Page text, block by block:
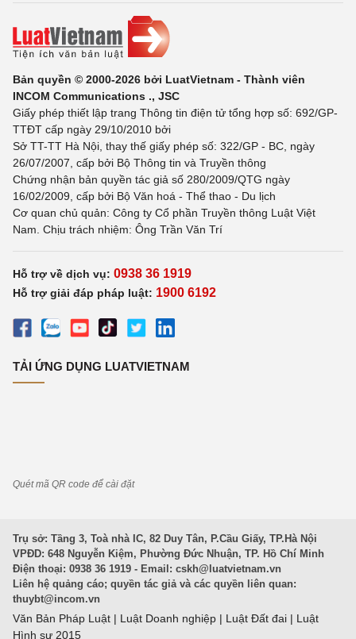
Bản quyền © 2000-2026 bởi LuatVietnam - Thành viên
INCOM Communications ., JSC
Giấy phép thiết lập trang Thông tin điện tử tổng hợp số: 692/GP-
TTĐT cấp ngày 29/10/2010 bởi
Sở TT-TT Hà Nội, thay thế giấy phép số: 322/GP - BC, ngày
26/07/2007, cấp bởi Bộ Thông tin và Truyền thông
Chứng nhận bản quyền tác giả số 280/2009/QTG ngày
16/02/2009, cấp bởi Bộ Văn hoá - Thể thao - Du lịch
Cơ quan chủ quản: Công ty Cổ phần Truyền thông Luật Việt
Nam. Chịu trách nhiệm: Ông Trần Văn Trí
Hỗ trợ về dịch vụ: 0938 36 1919
Hỗ trợ giải đáp pháp luật: 1900 6192
TẢI ỨNG DỤNG LUATVIETNAM
Quét mã QR code để cài đặt
Trụ sở: Tầng 3, Toà nhà IC, 82 Duy Tân, P.Cầu Giấy, TP.Hà Nội
VPĐD: 648 Nguyễn Kiệm, Phường Đức Nhuận, TP. Hồ Chí Minh
Điện thoại: 0938 36 1919 - Email: cskh@luatvietnam.vn
Liên hệ quảng cáo; quyền tác giả và các quyền liên quan:
thuybt@incom.vn
Văn Bản Pháp Luật | Luật Doanh nghiệp | Luật Đất đai | Luật
Hình sự 2015